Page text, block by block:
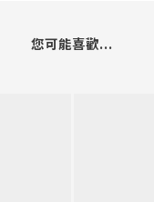
您可能喜歡...